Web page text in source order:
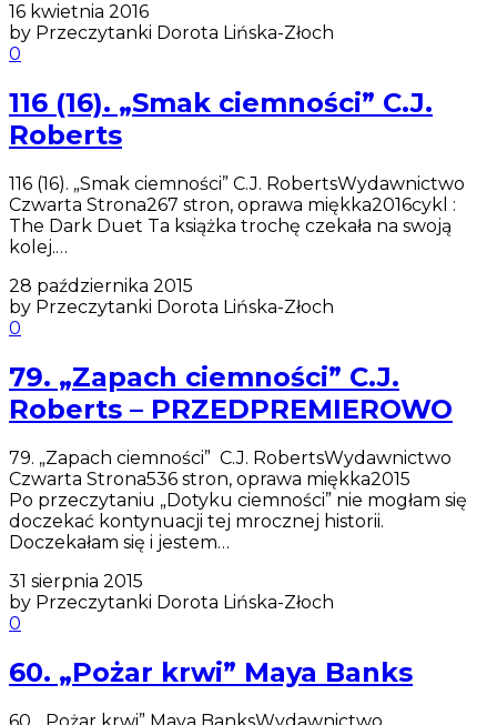
16 kwietnia 2016
by Przeczytanki Dorota Lińska-Złoch
0
116 (16). „Smak ciemności” C.J.
Roberts
116 (16). „Smak ciemności” C.J. RobertsWydawnictwo
Czwarta Strona267 stron, oprawa miękka2016cykl :
The Dark Duet Ta książka trochę czekała na swoją
kolej.…
28 października 2015
by Przeczytanki Dorota Lińska-Złoch
0
79. „Zapach ciemności” C.J.
Roberts – PRZEDPREMIEROWO
79. „Zapach ciemności” C.J. RobertsWydawnictwo
Czwarta Strona536 stron, oprawa miękka2015
Po przeczytaniu „Dotyku ciemności” nie mogłam się
doczekać kontynuacji tej mrocznej historii.
Doczekałam się i jestem…
31 sierpnia 2015
by Przeczytanki Dorota Lińska-Złoch
0
60. „Pożar krwi” Maya Banks